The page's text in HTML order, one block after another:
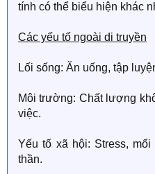
tính có thể biểu hiện khác
Các yếu tố ngoài di truyền
Lối sống: Ăn uống, tập
Môi trường: Chất lượng
việc.
Yếu tố xã hội: Stress,
thần.